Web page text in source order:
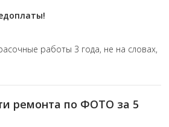
работы 3 года, не на словах,
ремонта по ФОТО за 5